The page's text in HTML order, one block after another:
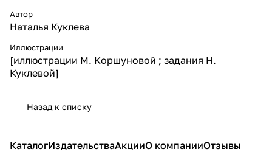
Автор
Наталья Куклева
Иллюстрации
[иллюстрации М. Коршуновой ; задания Н.
Куклевой]
Назад к списку
КаталогИздательстваАкцииО компанииОтзывы